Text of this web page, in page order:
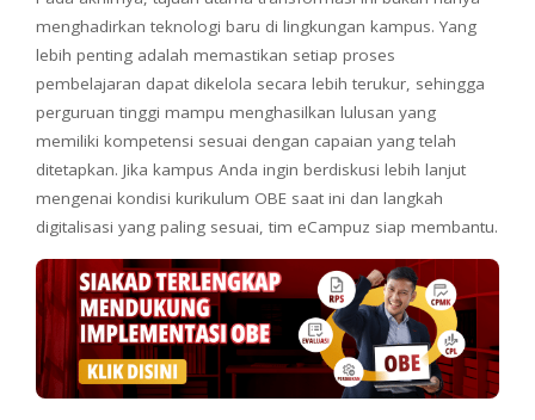
menghadirkan teknologi baru di lingkungan kampus. Yang
lebih penting adalah memastikan setiap proses
pembelajaran dapat dikelola secara lebih terukur, sehingga
perguruan tinggi mampu menghasilkan lulusan yang
memiliki kompetensi sesuai dengan capaian yang telah
ditetapkan. Jika kampus Anda ingin berdiskusi lebih lanjut
mengenai kondisi kurikulum OBE saat ini dan langkah
digitalisasi yang paling sesuai, tim eCampuz siap membantu.